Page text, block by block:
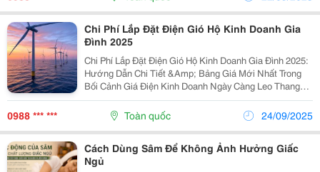
Chi Phí Lắp Đặt Điện Gió Hộ Kinh Doanh Gia
Đình 2025
Chi Phí Lắp Đặt Điện Gió Hộ Kinh Doanh Gia Đình 2025:
Hướng Dẫn Chi Tiết &Amp; Bảng Giá Mới Nhất Trong
Bối Cảnh Giá Điện Kinh Doanh Ngày Càng Leo Thang
Và Nhu Cầu Năng Lượng Tái Tạo Tăng Cao, Lắp Đặt
Điện Gió Cho Hộ Kinh Doanh Gia Đình Đang Nổi Lên...
0988 *** *** Toàn quốc 24/09/2025
Cách Dùng Sâm Để Không Ảnh Hưởng Giấc
Ngủ